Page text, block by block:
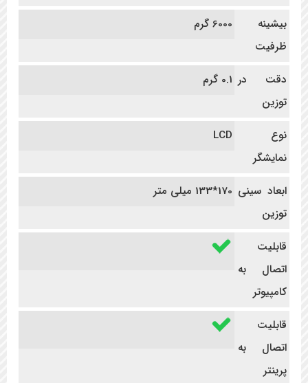
بیشینه
ظرفیت
6000 گرم
دقت در
توزین
0.1 گرم
نوع
نمایشگر
LCD
ابعاد سینی
توزین
170*133 میلی متر
قابلیت
اتصال به
کامپیوتر
قابلیت
اتصال به
پرینتر